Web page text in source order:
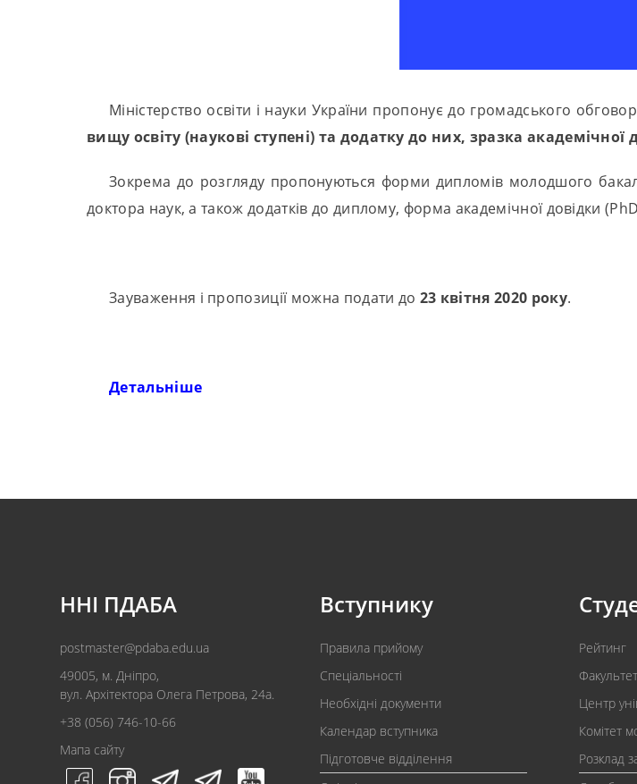
Міністерство освіти і науки України пропонує до громадського
вищу освіту (наукові ступені) та додатку до них, зразка академічної
Зокрема до розгляду пропонуються форми дипломів молодшого
доктора наук, а також додатків до диплому, форма академічної довідки
Зауваження і пропозиції можна подати до 23 квітня 2020 року.
Детальніше
ННІ ПДАБА
postmaster@pdaba.edu.ua
49005, м. Дніпро,
вул. Архітектора Олега Петрова, 24а.
+38 (056) 746-10-66
Мапа сайту
Вступнику
Правила прийому
Спеціальності
Необхідні документи
Календар вступника
Підготовче відділення
Рейтинг
Центр
Комітет
Розклад